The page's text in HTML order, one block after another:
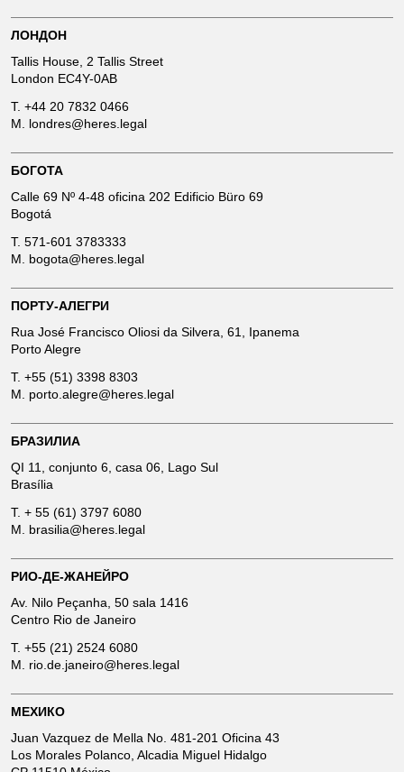
ЛОНДОН
Tallis House, 2 Tallis Street
London EC4Y-0AB
T. +44 20 7832 0466
M. londres@heres.legal
БОГОТА
Calle 69 Nº 4-48 oficina 202 Edificio Büro 69
Bogotá
T. 571-601 3783333
M. bogota@heres.legal
ПОРТУ-АЛЕГРИ
Rua José Francisco Oliosi da Silvera, 61, Ipanema
Porto Alegre
T. +55 (51) 3398 8303
M. porto.alegre@heres.legal
БРАЗИЛИА
QI 11, conjunto 6, casa 06, Lago Sul
Brasília
T. + 55 (61) 3797 6080
M. brasilia@heres.legal
РИО-ДЕ-ЖАНЕЙРО
Av. Nilo Peçanha, 50 sala 1416
Centro Rio de Janeiro
T. +55 (21) 2524 6080
M. rio.de.janeiro@heres.legal
МЕХИКО
Juan Vazquez de Mella No. 481-201 Oficina 43
Los Morales Polanco, Alcadia Miguel Hidalgo